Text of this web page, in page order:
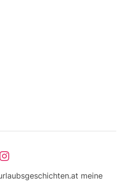
meine